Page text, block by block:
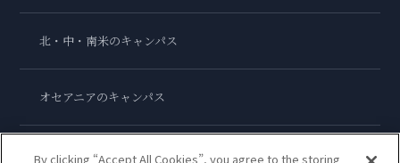
北・中・南米のキャンパス
オセアニアのキャンパス
アジアのキャンパス
By clicking “Accept All Cookies”, you agree to the storing